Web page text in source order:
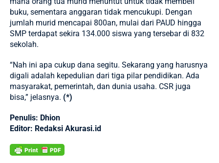
buku, sementara anggaran tidak mencukupi. Dengan
jumlah murid mencapai 800an, mulai dari PAUD hingga
SMP terdapat sekira 134.000 siswa yang tersebar di 832
sekolah.
“Nah ini apa cukup dana segitu. Sekarang yang harusnya
digali adalah kepedulian dari tiga pilar pendidikan. Ada
masyarakat, pemerintah, dan dunia usaha. CSR juga
bisa,” jelasnya. (*)
Penulis: Dhion
Editor: Redaksi Akurasi.id